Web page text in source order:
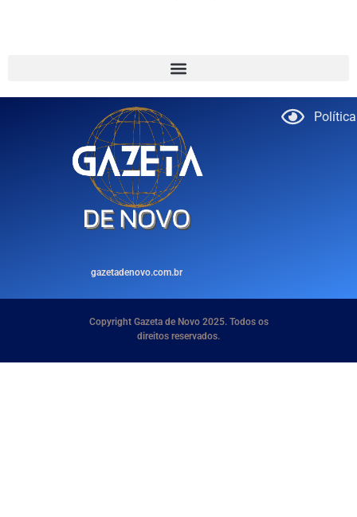
gazetadenovo.com.br
Copyright Gazeta de Novo 2025. Todos os
direitos reservados.